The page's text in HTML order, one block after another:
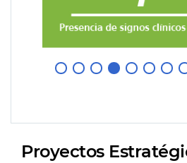
Proyectos